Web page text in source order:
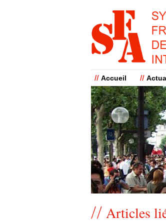
Accueil
Articles